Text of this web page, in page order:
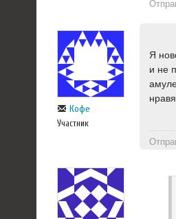
Кофе
Участник
Я
и не